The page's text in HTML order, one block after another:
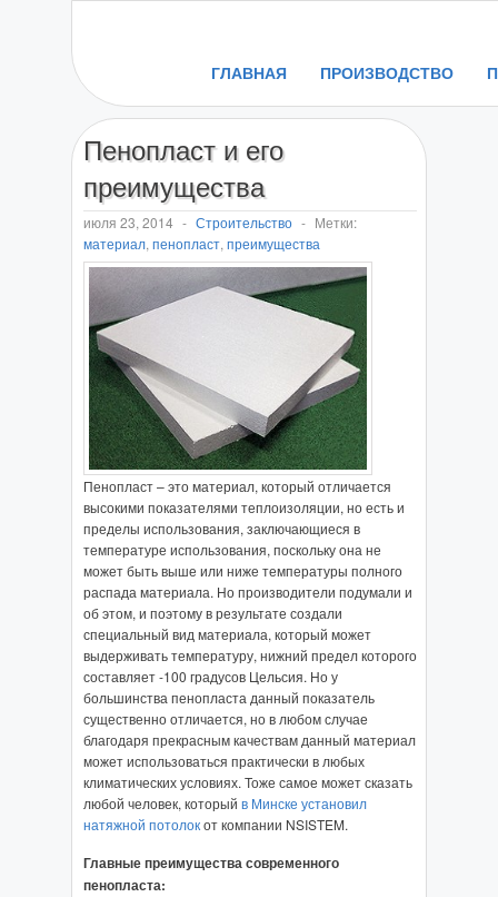
ГЛАВНАЯ ПРОИЗВОДСТВО
Пенопласт и его
преимущества
июля 23, 2014 - Строительство - Метки:
материал, пенопласт, преимущества
Пенопласт – это материал, который отличается
высокими показателями теплоизоляции, но есть и
пределы использования, заключающиеся в
температуре использования, поскольку она не
может быть выше или ниже температуры полного
распада материала. Но производители подумали и
об этом, и поэтому в результате создали
специальный вид материала, который может
выдерживать температуру, нижний предел которого
составляет -100 градусов Цельсия. Но у
большинства пенопласта данный показатель
существенно отличается, но в любом случае
благодаря прекрасным качествам данный материал
может использоваться практически в любых
климатических условиях. Тоже самое может сказать
любой человек, который в Минске установил
натяжной потолокот компании NSISTEM.
Главные преимущества современного
пенопласта: